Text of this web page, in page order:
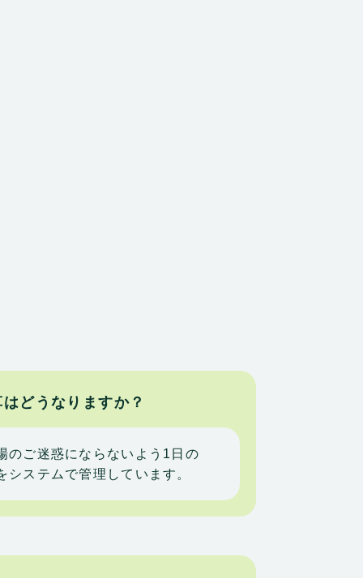
どうなりますか？
のご迷惑にならないよう1日の
システムで管理しています。